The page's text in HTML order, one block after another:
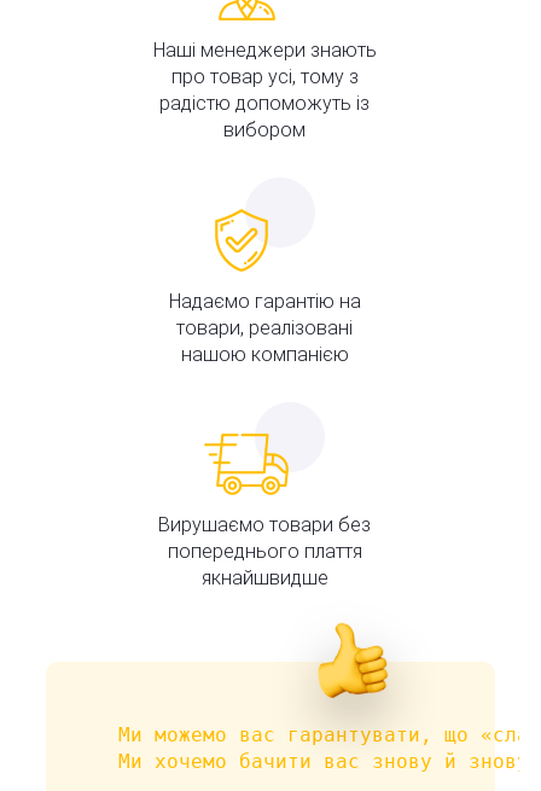
Наші менеджери знають
про товар усі, тому з
радістю допоможуть із
вибором
Надаємо гарантію на
товари, реалізовані
нашою компанією
Вирушаємо товари без
попереднього плаття
якнайшвидше
Ми можемо вас гарантувати, що
Ми хочемо бачити вас знову й